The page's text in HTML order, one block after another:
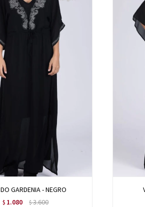
GARDENIA - NEGRO
$ 1.080 $3.600